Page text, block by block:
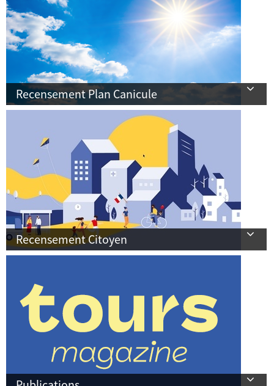
Recensement Plan Canicule
Recensement Citoyen